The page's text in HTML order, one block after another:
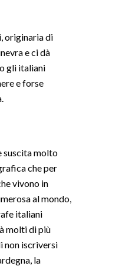
originaria di
e ci dà
gli italiani
e forse
suscita molto
che per
vivono in
al mondo,
italiani
molti di più
non iscriversi
la